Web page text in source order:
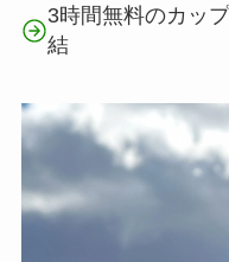
3時間無料のカッ
結